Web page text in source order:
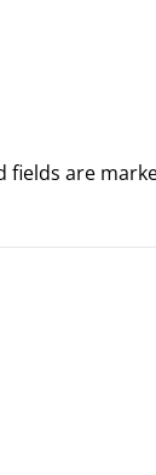
fields are